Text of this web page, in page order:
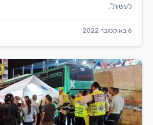
לעשות".
6 באוקטובר 2022